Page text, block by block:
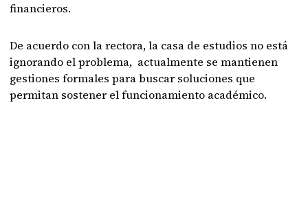
financieros.
De acuerdo con la rectora, la casa de estudios no está
ignorando el problema, actualmente se mantienen
gestiones formales para buscar soluciones que
permitan sostener el funcionamiento académico.